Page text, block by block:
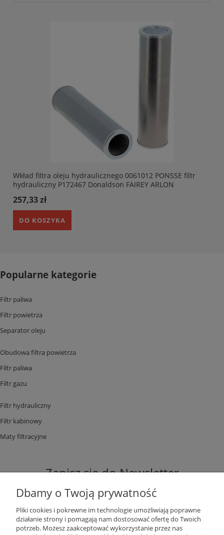
Wkład filtra oleju hydraulicznego 0061012 PONSSE filtr
hydrauliczny P172467 Donaldson FAIREY ARLON
MR6304A10A . HIFI SH53281
257,33 zł
DO KOSZYKA
Popularne kategorie
Filtr paliwa
Filtr powietrza
Separator oleju
Obudowa filtra powietrza
Filtr paliwa
Filtr gazu
Filtr hydrauliczny
Filtr kabinowy
Maty filtracyjne
Zapisz się do Newsletter
ZAPISZ SIĘ
Dbamy o Twoją prywatność
Pliki cookies i pokrewne im technologie umożliwiają poprawne
działanie strony i pomagają nam dostosować ofertę do Twoich
potrzeb. Możesz zaakceptować wykorzystanie przez nas